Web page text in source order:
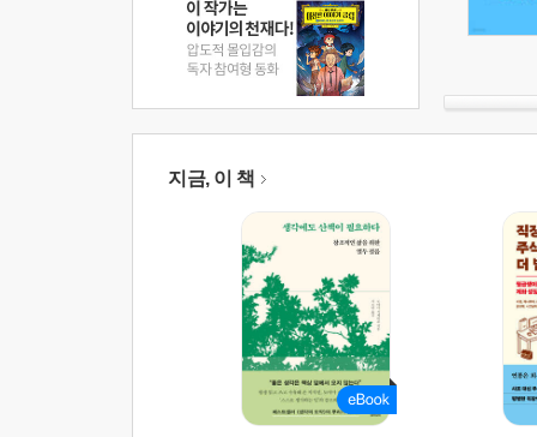
지금, 이 책